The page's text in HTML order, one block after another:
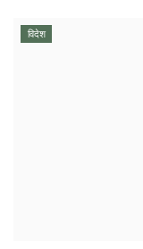
विदेश